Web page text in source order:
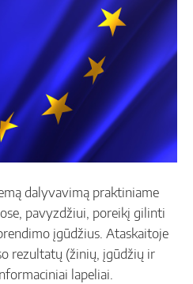
dalyvavimą praktiniame
pavyzdžiui, poreikį gilinti
įgūdžius. Ataskaitoje
rezultatų (žinių, įgūdžių ir
lapeliai.